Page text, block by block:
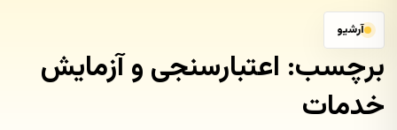
آرشیو
برچسب: اعتبارسنجی و آزمایش
خدمات